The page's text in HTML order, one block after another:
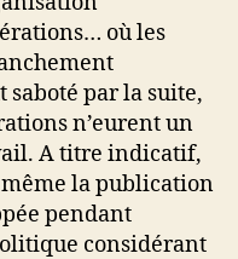
où les
par la suite,
n’eurent un
A titre indicatif,
la publication
pendant
considérant